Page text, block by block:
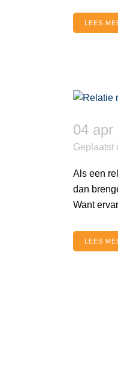
LEES
04 apr
Geplaatst
Als een
dan
Want
LEES